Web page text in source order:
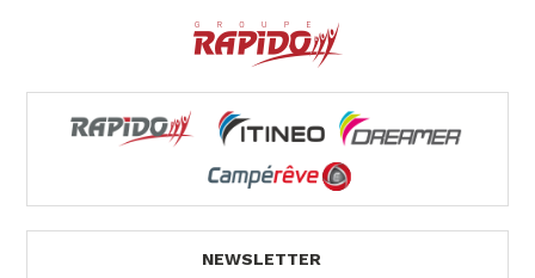
Tel. 0039051943327
VEMACAR
Via Ammiraglio Persano 29
90142 PALERMO -
NEWSLETTER